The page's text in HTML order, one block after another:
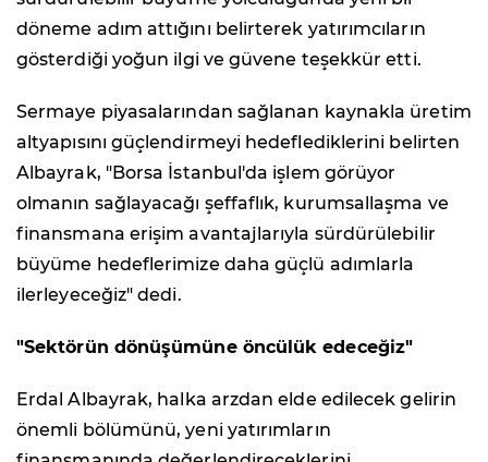
döneme adım attığını belirterek yatırımcıların
gösterdiği yoğun ilgi ve güvene teşekkür etti.
Sermaye piyasalarından sağlanan kaynakla üretim
altyapısını güçlendirmeyi hedeflediklerini belirten
Albayrak, "Borsa İstanbul'da işlem görüyor
olmanın sağlayacağı şeffaflık, kurumsallaşma ve
finansmana erişim avantajlarıyla sürdürülebilir
büyüme hedeflerimize daha güçlü adımlarla
ilerleyeceğiz" dedi.
"Sektörün dönüşümüne öncülük edeceğiz"
Erdal Albayrak, halka arzdan elde edilecek gelirin
önemli bölümünü, yeni yatırımların